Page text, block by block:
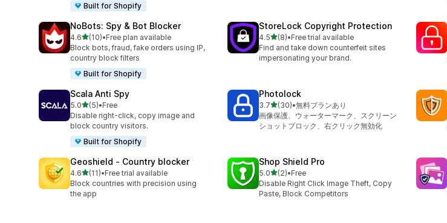
Built for Shopify
NoBots: Spy & Bot Blocker
4.65つ星中
(10)
合計レビュー数：10件
•Free plan available
Block bots, fraud, fake orders using IP,
country block filters
Built for Shopify
StoreLock Copyright Protection
4.55つ星中
(8)
合計レビュー数：8件
•Free trial available
Find and take down counterfeit sites
impersonating your brand.
Scala Anti Spy
5.05つ星中
(5)
合計レビュー数：5件
•Free
Disable right-click, copy image and
block country visitors.
Built for Shopify
Photolock
3.75つ星中
(30)
合計レビュー数：30件
•無料プランあり
画像保護、ウォーターマーク、スクリーン
ショットブロック、右クリック無効化
Geoshield ‑ Country blocker
4.65つ星中
(11)
合計レビュー数：11件
•Free trial available
Block countries with precision using
the app
Shop Shield Pro
5.05つ星中
(2)
合計レビュー数：2件
•Free
Disable Right Click Image Theft, Copy
Paste, Block Competitors